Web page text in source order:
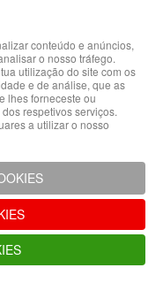
conteúdo e anúncios,
o nosso tráfego.
utilização do site com os
e de análise, que as
lhes forneceste ou
respetivos serviços.
a utilizar o nosso